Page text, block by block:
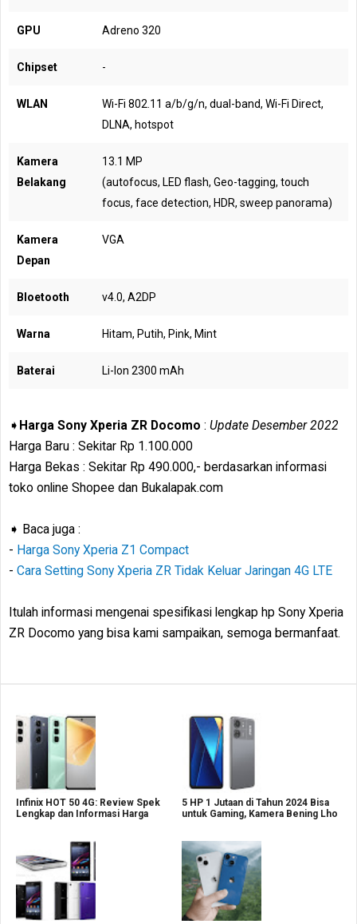
GPU Adreno 320
Chipset -
WLAN
Wi-Fi 802.11 a/b/g/n, dual-band, Wi-Fi Direct,
DLNA, hotspot
Kamera
Belakang
13.1 MP
(autofocus, LED flash, Geo-tagging, touch
focus, face detection, HDR, sweep panorama)
Kamera
Depan
VGA
Bloetooth v4.0, A2DP
Warna Hitam, Putih, Pink, Mint
Baterai Li-Ion 2300 mAh
➧ Harga Sony Xperia ZR Docomo : Update Desember 2022
Harga Baru : Sekitar Rp 1.100.000
Harga Bekas : Sekitar Rp 490.000,- berdasarkan informasi
toko online Shopee dan Bukalapak.com
➧ Baca juga :
- Harga Sony Xperia Z1 Compact
- Cara Setting Sony Xperia ZR Tidak Keluar Jaringan 4G LTE
Itulah informasi mengenai spesifikasi lengkap hp Sony Xperia
ZR Docomo yang bisa kami sampaikan, semoga bermanfaat.
Infinix HOT 50 4G: Review Spek
Lengkap dan Informasi Harga
5 HP 1 Jutaan di Tahun 2024 Bisa
untuk Gaming, Kamera Bening Lho